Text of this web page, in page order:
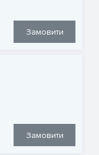
Замовити
Замовити